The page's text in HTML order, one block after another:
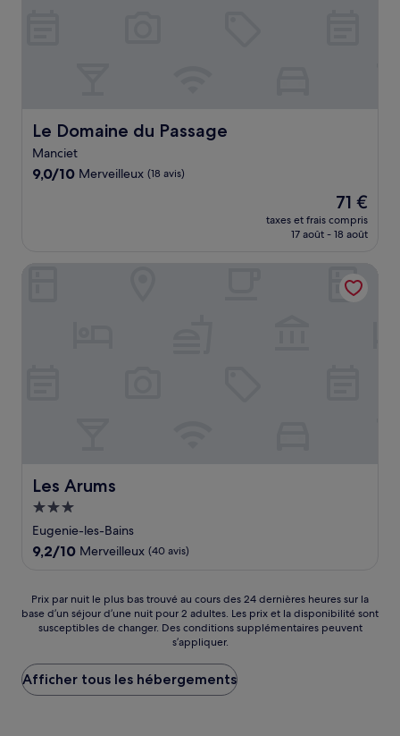
Le Domaine du Passage
Le Domaine du Passage
Manciet
9.0
9,0/10 Merveilleux (18 avis)
Le
nouveau
prix
de
71 €
71 €
taxes et frais compris
17 août - 18 août
Les Arums
Les Arums
Hébergement
3.0 étoiles
Eugenie-les-Bains
9.2
Merveilleux,
(40 avis)
9,2/10 Merveilleux (40 avis)
Prix
par
nuit
plus
bas
trouvé
Prix par nuit le plus bas trouvé au cours des 24 dernières heures sur la
base d’un séjour d’une nuit pour 2 adultes. Les prix et la disponibilité sont
susceptibles de changer. Des conditions supplémentaires peuvent
s’appliquer.
Afficher tous les hébergements